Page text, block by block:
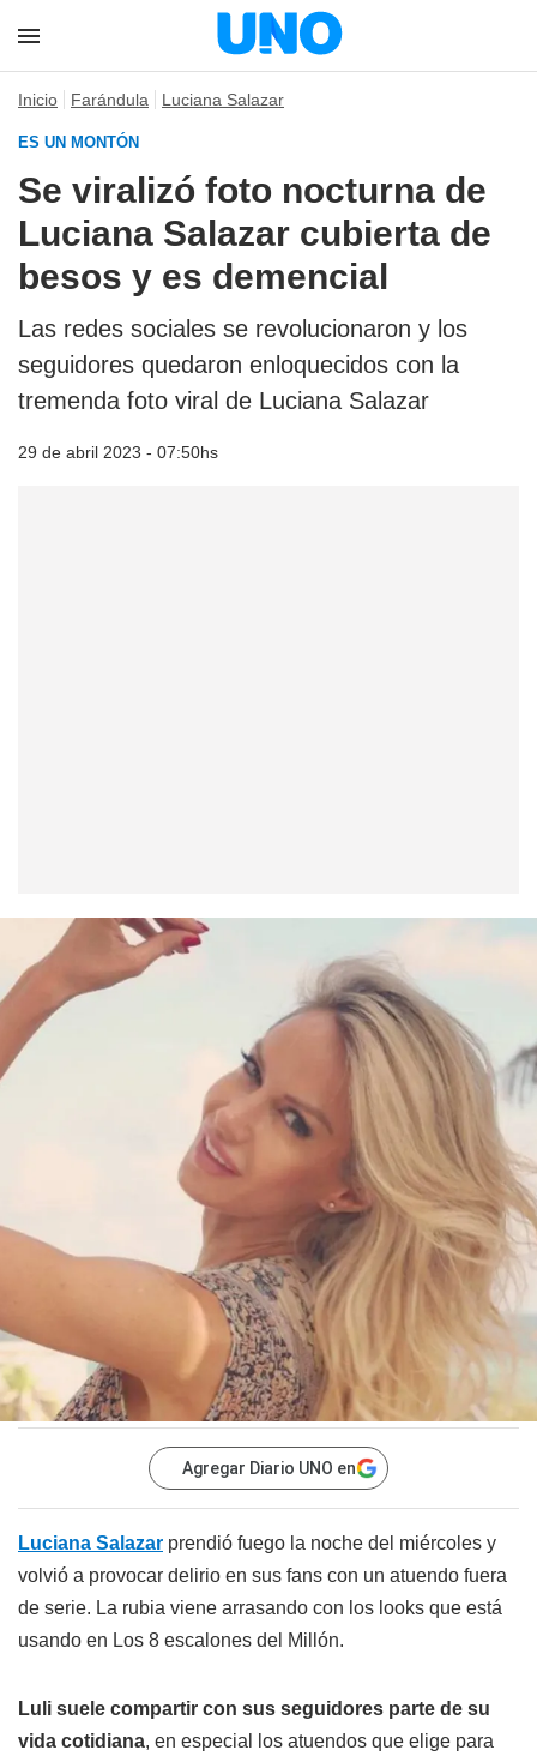
Inicio Farándula Luciana Salazar
ES UN MONTÓN
Se viralizó foto nocturna de
Luciana Salazar cubierta de
besos y es demencial
Las redes sociales se revolucionaron y los
seguidores quedaron enloquecidos con la
tremenda foto viral de Luciana Salazar
29 de abril 2023 - 07:50hs
Agregar Diario UNO en
Luciana Salazar prendió fuego la noche del miércoles y
volvió a provocar delirio en sus fans con un atuendo fuera
de serie. La rubia viene arrasando con los looks que está
usando en Los 8 escalones del Millón.
Luli suele compartir con sus seguidores parte de su
vida cotidiana, en especial los atuendos que elige para